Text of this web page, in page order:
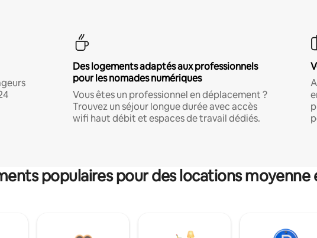
Des logements adaptés aux professionnels
pour les nomades numériques
Vous êtes un professionnel en déplacement ?
Trouvez un séjour longue durée avec accès
wifi haut débit et espaces de travail dédiés.
populaires pour des locations